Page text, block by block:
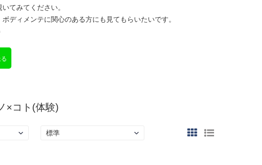
てみてください。
ディメンテに関心のある方にも見てもらいたいです。
×コト(体験)